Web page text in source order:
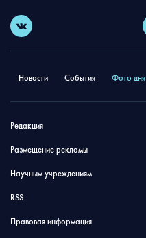
Новости События Фото дня
Редакция
Размещение рекламы
Научным учреждениям
RSS
Правовая информация